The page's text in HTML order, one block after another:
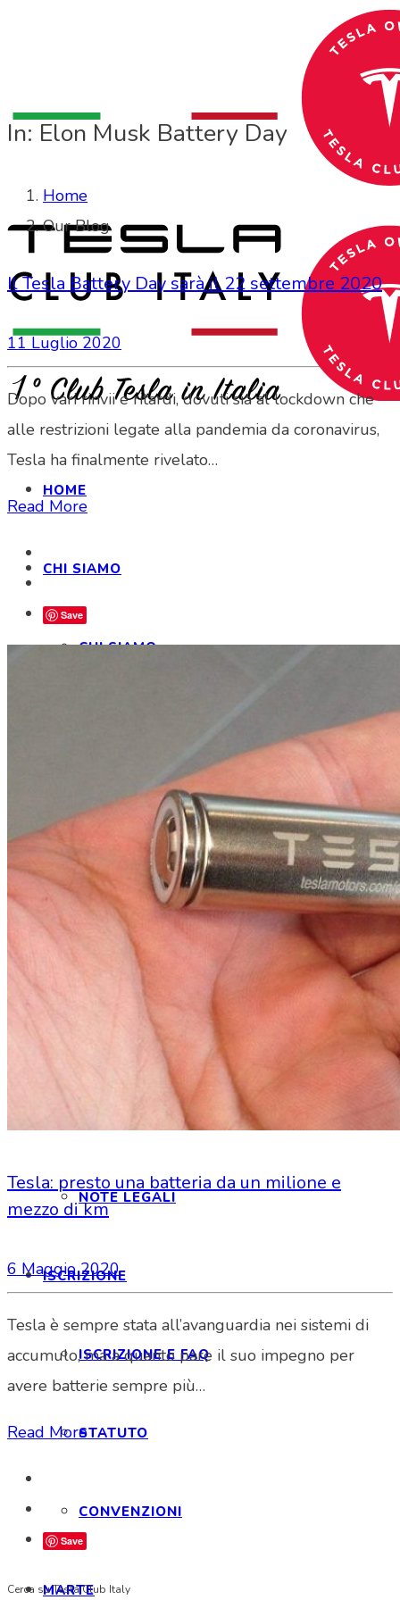
HOME
CHI SIAMO
CHI SIAMO
INTERAGIAMO!
DICONO DI NOI
DICONO DI TESLA
NEWSLETTER
RASSEGNA STAMPA
NOTE LEGALI
ISCRIZIONE
ISCRIZIONE E FAQ
STATUTO
CONVENZIONI
MARTE
In: Elon Musk Battery Day
Home
Our Blog
Il Tesla Battery Day sarà il 22 settembre 2020
11 Luglio 2020
Dopo vari rinvii e ritardi, dovuti sia al lockdown che
alle restrizioni legate alla pandemia da coronavirus,
Tesla ha finalmente rivelato…
Read More
Save
Tesla: presto una batteria da un milione e
mezzo di km
6 Maggio 2020
Tesla è sempre stata all’avanguardia nei sistemi di
accumulo, ma a quanto pare il suo impegno per
avere batterie sempre più…
Read More
Save
Cerca su Tesla Club Italy